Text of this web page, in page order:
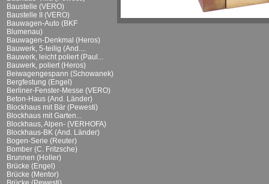
Baustelle (VERO)
Baustelle II (VERO)
Bauwagen-Auto (BKF
Blumenau)
Bauwagen-Denkmal (Heros)
Bauwerk, 5-teilig (And....
Bauwerk, leicht poliert (Paul...
Bauwerk, poliert (Heros)
Beiwagengespann (Schowanek)
Bergfestung (Engel)
Berliner-Fenster-Messe (VERO)
Beton-Haus (And. Länder)
Blockhaus mit Bär (Pewesti)
Blockhaus mit Garten...
Blockhaus, Alpen- (VERHOFA)
Blockhaus-BK (And. Länder)
Bogen-Serie (Reuter)
Bomber (C. Fritzsche)
Brunnen (Holler)
Brücke (Engel)
Brücke (Mentor)